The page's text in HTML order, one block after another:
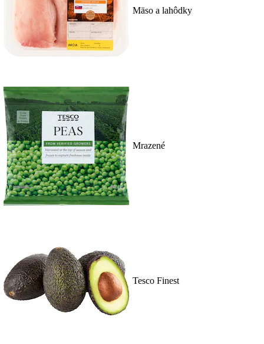
Mäso a lahôdky
Mrazené
Tesco Finest